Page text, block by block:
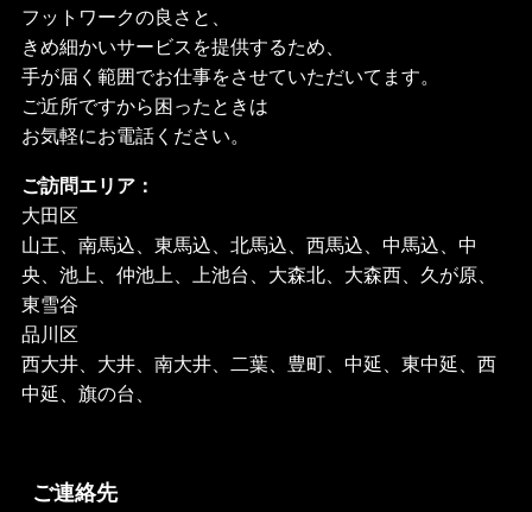
フットワークの良さと、
きめ細かいサービスを提供するため、
手が届く範囲でお仕事をさせていただいてます。
ご近所ですから困ったときは
お気軽にお電話ください。
ご訪問エリア：
大田区
山王、南馬込、東馬込、北馬込、西馬込、中馬込、中
央、池上、仲池上、上池台、大森北、大森西、久が原、
東雪谷
品川区
西大井、大井、南大井、二葉、豊町、中延、東中延、西
中延、旗の台、
ご連絡先